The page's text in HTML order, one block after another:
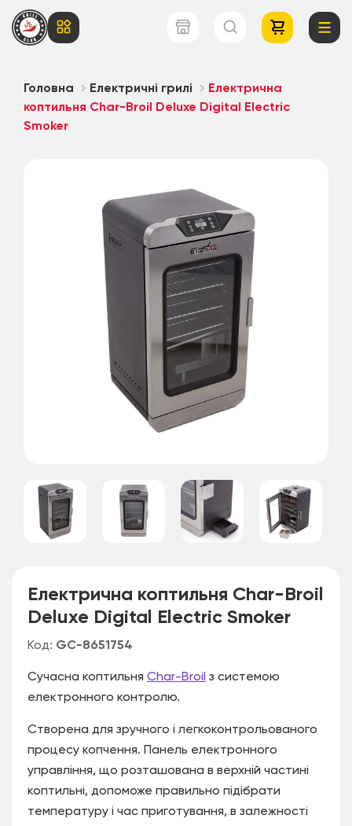
Головна Електричні грилі
Електрична
коптильня Char-Broil Deluxe Digital Electric
Smoker
Електрична коптильня Char-Broil
Deluxe Digital Electric Smoker
Код: GC-8651754
Сучасна коптильня Сhar-Вroil з системою
електронного контролю.
Створена для зручного і легкоконтрольованого
процесу копчення. Панель електронного
управління, що розташована в верхній частині
коптильні, допоможе правильно підібрати
температуру і час приготування, в залежності